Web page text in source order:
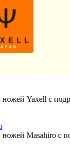
ножей Yaxell с
Masahiro с